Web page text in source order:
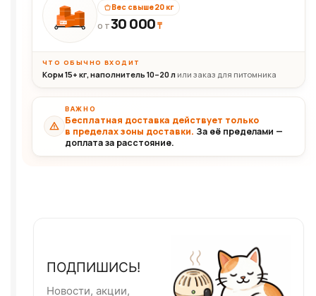
30+кг
Вес свыше 20 кг
ОТ30 000₸
ЧТО ОБЫЧНО ВХОДИТ
Корм 15+ кг, наполнитель 10–20 л или заказ для питомника
ВАЖНО
Бесплатная доставка действует только
в пределах зоны доставки. За её пределами —
доплата за расстояние.
ПОДПИШИСЬ!
Новости, акции,